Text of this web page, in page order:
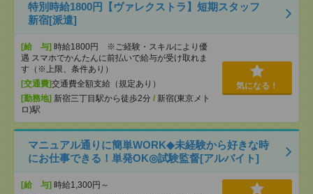
特別時給1800円【ヴァレクストラ】短期スタッフ
新宿[派遣]
[給 与] 時給1800円 ※ご経験・スキルにより優
遇 スマホでかんたんに前払いで給与が受け取れま
す（※上限、条件あり）
[交通費]交通費全額支給（規定あり）
[勤務地] 新宿三丁目駅から徒歩2分 / 新宿(東京メト
ロ)駅
気になる！
マニュアル通りに簡単WORK◆未経験から好きな時
にお仕事できる！単発OK◎試験監督[アルバイト]
[給 与] 時給1,300円～